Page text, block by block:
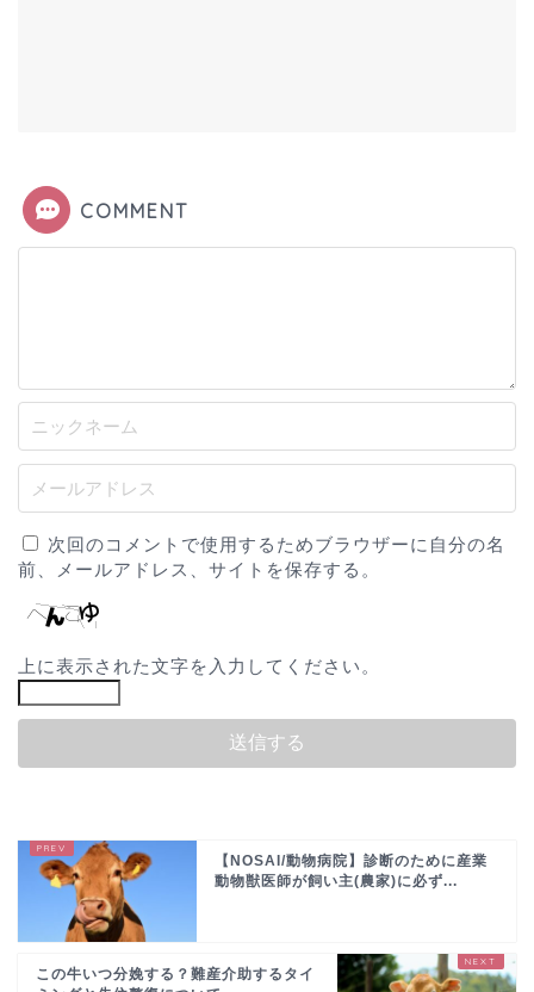
COMMENT
次回のコメントで使用するためブラウザーに自分の名
前、メールアドレス、サイトを保存する。
上に表示された文字を入力してください。
【NOSAI/動物病院】診断のために産業
動物獣医師が飼い主(農家)に必ず...
この牛いつ分娩する？難産介助するタイ